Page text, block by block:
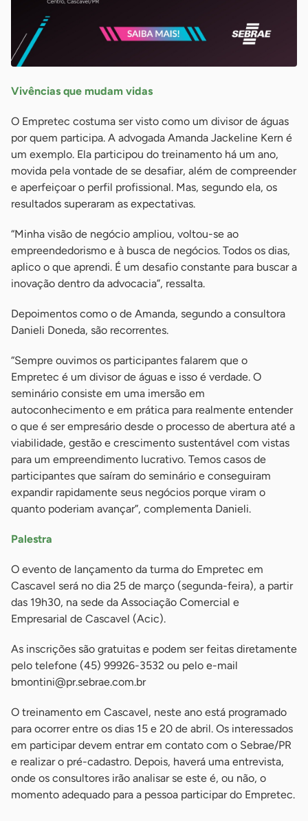
Vivências que mudam vidas
O Empretec costuma ser visto como um divisor de águas
por quem participa. A advogada Amanda Jackeline Kern é
um exemplo. Ela participou do treinamento há um ano,
movida pela vontade de se desafiar, além de compreender
e aperfeiçoar o perfil profissional. Mas, segundo ela, os
resultados superaram as expectativas.
“Minha visão de negócio ampliou, voltou-se ao
empreendedorismo e à busca de negócios. Todos os dias,
aplico o que aprendi. É um desafio constante para buscar a
inovação dentro da advocacia”, ressalta.
Depoimentos como o de Amanda, segundo a consultora
Danieli Doneda, são recorrentes.
“Sempre ouvimos os participantes falarem que o
Empretec é um divisor de águas e isso é verdade. O
seminário consiste em uma imersão em
autoconhecimento e em prática para realmente entender
o que é ser empresário desde o processo de abertura até a
viabilidade, gestão e crescimento sustentável com vistas
para um empreendimento lucrativo. Temos casos de
participantes que saíram do seminário e conseguiram
expandir rapidamente seus negócios porque viram o
quanto poderiam avançar”, complementa Danieli.
Palestra
O evento de lançamento da turma do Empretec em
Cascavel será no dia 25 de março (segunda-feira), a partir
das 19h30, na sede da Associação Comercial e
Empresarial de Cascavel (Acic).
As inscrições são gratuitas e podem ser feitas diretamente
pelo telefone (45) 99926-3532 ou pelo e-mail
bmontini@pr.sebrae.com.br
O treinamento em Cascavel, neste ano está programado
para ocorrer entre os dias 15 e 20 de abril. Os interessados
em participar devem entrar em contato com o Sebrae/PR
e realizar o pré-cadastro. Depois, haverá uma entrevista,
onde os consultores irão analisar se este é, ou não, o
momento adequado para a pessoa participar do Empretec.